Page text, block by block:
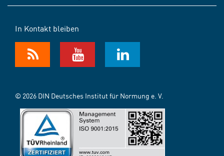
In Kontakt bleiben
© 2026 DIN Deutsches Institut für Normung e. V.